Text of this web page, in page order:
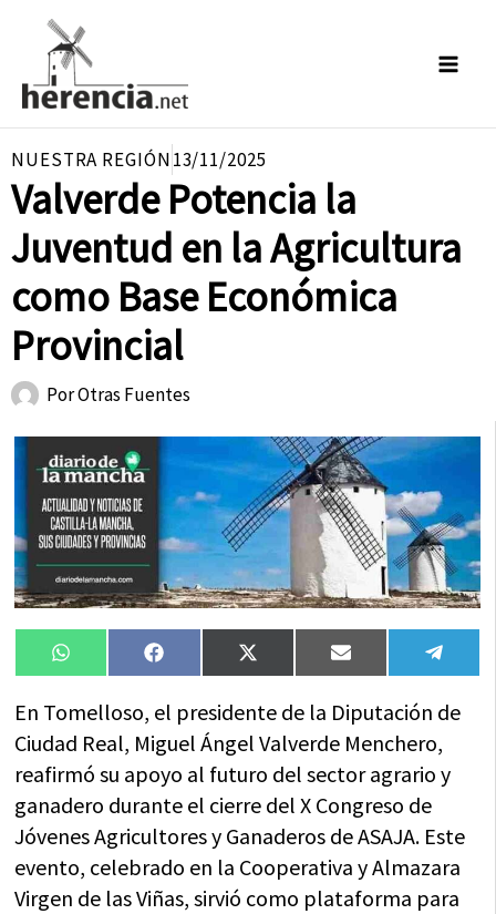
contenido
NUESTRA REGIÓN13/11/2025
Valverde Potencia la
Juventud en la Agricultura
como Base Económica
Provincial
PorOtras Fuentes
Compartir
en
WhatsAppCompartir
en
FacebookCompartir
en
X
(Twitter)
Compartir
en
Email
en
En Tomelloso, el presidente de la Diputación de
Ciudad Real, Miguel Ángel Valverde Menchero,
reafirmó su apoyo al futuro del sector agrario y
ganadero durante el cierre del X Congreso de
Jóvenes Agricultores y Ganaderos de ASAJA. Este
evento, celebrado en la Cooperativa y Almazara
Virgen de las Viñas, sirvió como plataforma para